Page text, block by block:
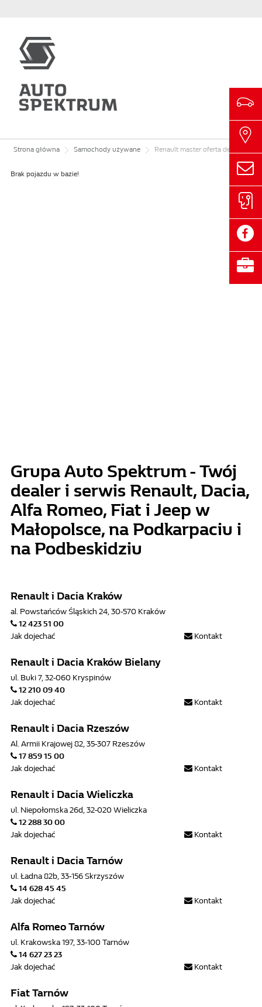
Strona główna Samochody używane Renault master oferta dealera/FV23/Master dCi L3H2 EXTRA, gwarancja 2026, 2023r.
Brak pojazdu w bazie!
Grupa Auto Spektrum - Twój
dealer i serwis Renault, Dacia,
Alfa Romeo, Fiat i Jeep w
Małopolsce, na Podkarpaciu i
na Podbeskidziu
Renault i Dacia Kraków
al. Powstańców Śląskich 24, 30-570 Kraków
12 423 51 00
Kontakt
Jak dojechać
Renault i Dacia Kraków Bielany
ul. Buki 7, 32-060 Kryspinów
12 210 09 40
Kontakt
Jak dojechać
Renault i Dacia Rzeszów
Al. Armii Krajowej 82, 35-307 Rzeszów
17 859 15 00
Kontakt
Jak dojechać
Renault i Dacia Wieliczka
ul. Niepołomska 26d, 32-020 Wieliczka
12 288 30 00
Kontakt
Jak dojechać
Renault i Dacia Tarnów
ul. Ładna 82b, 33-156 Skrzyszów
14 628 45 45
Kontakt
Jak dojechać
Alfa Romeo Tarnów
ul. Krakowska 197, 33-100 Tarnów
14 627 23 23
Kontakt
Jak dojechać
Fiat Tarnów